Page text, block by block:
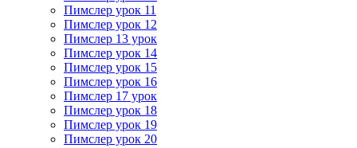
Пимслер урок 11
Пимслер урок 12
Пимслер 13 урок
Пимслер урок 14
Пимслер урок 15
Пимслер урок 16
Пимслер 17 урок
Пимслер урок 18
Пимслер урок 19
Пимслер урок 20